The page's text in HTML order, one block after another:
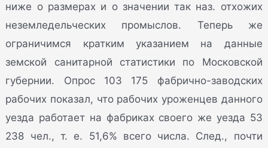
ниже о размерах и о значении так наз. отхожих
неземледельческих промыслов. Теперь же
ограничимся кратким указанием на данные
земской санитарной статистики по Московской
губернии. Опрос 103 175 фабрично-заводских
рабочих показал, что рабочих уроженцев данного
уезда работает на фабриках своего же уезда 53
238 чел., т. е. 51,6% всего числа. След., почти